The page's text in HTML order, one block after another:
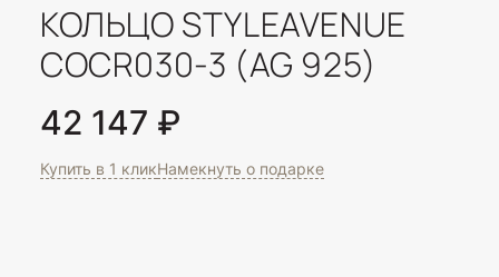
КОЛЬЦО STYLEAVENUE
COCR030-3 (AG 925)
42 147 ₽
Купить в 1 кликНамекнуть о подарке